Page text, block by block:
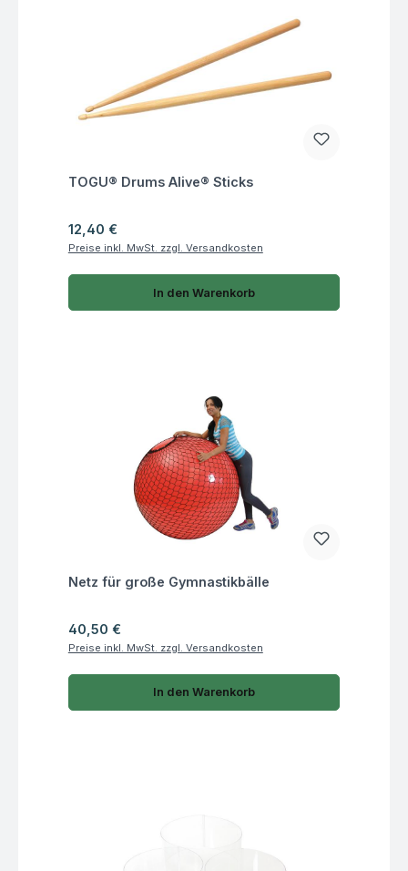
Fragen zum Artikel
TOGU® Drums Alive® Sticks
Regulärer Preis:
12,40 €
Preise inkl. MwSt. zzgl. Versandkosten
In den Warenkorb
Fragen zum Artikel
Netz für große Gymnastikbälle
Regulärer Preis:
40,50 €
Preise inkl. MwSt. zzgl. Versandkosten
In den Warenkorb